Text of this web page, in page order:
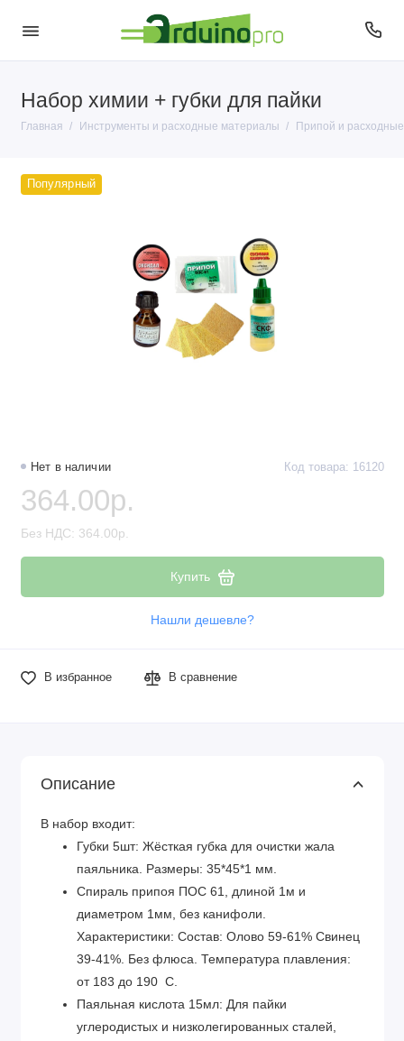
Набор химии + губки для пайки
Главная Инструменты и расходные материалы Припой и
Инструменты
Популярный
Нет в наличии Код товара: 16120
364.00р.
Без НДС: 364.00р.
Купить
Нашли дешевле?
В избранное В сравнение
Описание
В набор входит:
Губки 5шт: Жёсткая губка для очистки жала
паяльника. Размеры: 35*45*1 мм.
Спираль припоя ПОС 61, длиной 1м и
диаметром 1мм, без канифоли.
Характеристики: Состав: Олово 59-61% Свинец
39-41%. Без флюса. Температура плавления:
от 183 до 190 С.
Паяльная кислота 15мл: Для пайки
углеродистых и низколегированных сталей,